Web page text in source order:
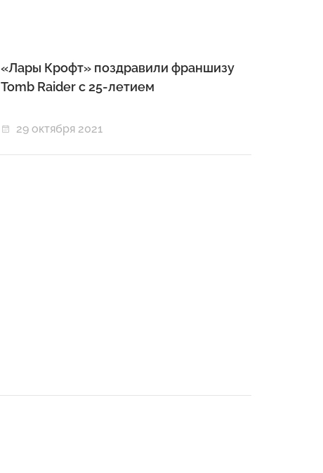
«Лары Крофт» поздравили франшизу
Tomb Raider c 25-летием
29 октября 2021